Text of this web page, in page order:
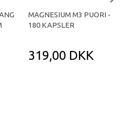
MAGNESIUM M3 PUORI -
180 KAPSLER
319,00 DKK